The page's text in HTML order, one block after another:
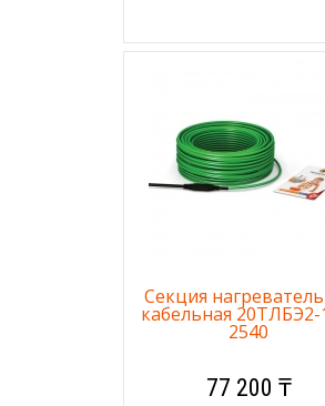
Секция
кабельная 20ТЛБЭ2-
2540
77 200 ₸